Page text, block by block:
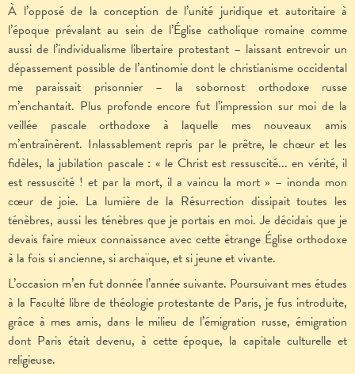
À l’opposé de la conception de l’unité juridique et autoritaire à
l’époque prévalant au sein de l’Église catholique romaine comme
aussi de l’individualisme libertaire protestant – laissant entrevoir un
dépassement possible de l’antinomie dont le christianisme occidental
me paraissait prisonnier – la sobornost orthodoxe russe
m’enchantait. Plus profonde encore fut l’impression sur moi de la
veillée pascale orthodoxe à laquelle mes nouveaux amis
m’entraînèrent. Inlassablement repris par le prêtre, le chœur et les
fidèles, la jubilation pascale : « le Christ est ressuscité... en vérité, il
est ressuscité ! et par la mort, il a vaincu la mort » – inonda mon
cœur de joie. La lumière de la Résurrection dissipait toutes les
ténèbres, aussi les ténèbres que je portais en moi. Je décidais que je
devais faire mieux connaissance avec cette étrange Église orthodoxe
à la fois si ancienne, si archaïque, et si jeune et vivante.
L’occasion m’en fut donnée l’année suivante. Poursuivant mes études
à la Faculté libre de théologie protestante de Paris, je fus introduite,
grâce à mes amis, dans le milieu de l’émigration russe, émigration
dont Paris était devenu, à cette époque, la capitale culturelle et
religieuse.